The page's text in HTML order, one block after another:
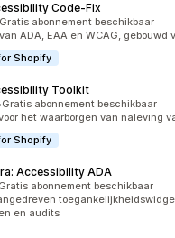
Code‑Fix
in totaal
Gratis abonnement beschikbaar
ADA, EAA en WCAG, gebouwd
Shopify
Toolkit
in totaal
Gratis abonnement beschikbaar
het waarborgen van naleving
Shopify
Accessibility ADA
in totaal
Gratis abonnement beschikbaar
en audits